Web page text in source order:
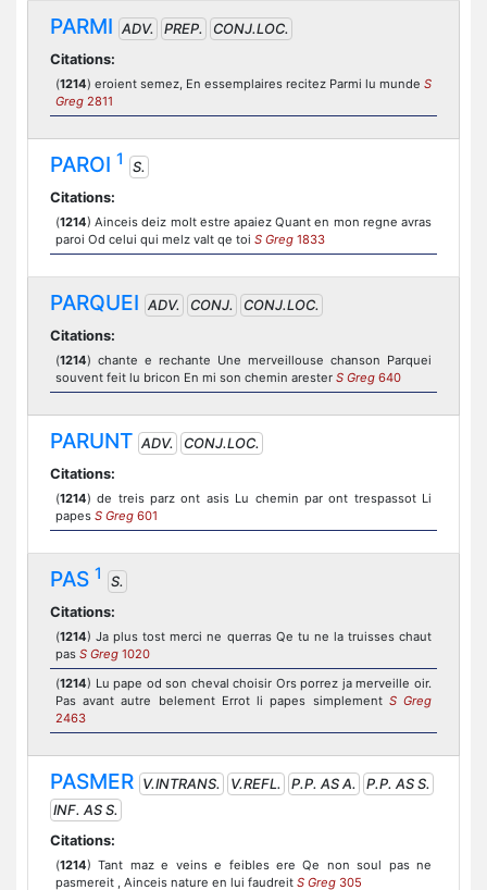
PARMI ADV. PREP.
CONJ.LOC.
Citations:
(1214) eroient semez, En essemplaires recitez Parmi lu munde S
Greg 2811
PAROI 1
S.
Citations:
(1214) Ainceis deiz molt estre apaiez Quant en mon regne avras
paroi Od celui qui melz valt qe toi S Greg 1833
PARQUEI ADV. CONJ.
CONJ.LOC.
Citations:
(1214) chante e rechante Une merveillouse chanson Parquei
souvent feit lu bricon En mi son chemin arester S Greg 640
PARUNT ADV.
CONJ.LOC.
Citations:
(1214) de treis parz ont asis Lu chemin par ont trespassot Li
papes S Greg 601
PAS 1
S.
Citations:
(1214) Ja plus tost merci ne querras Qe tu ne la truisses chaut
pas S Greg 1020
(1214) Lu pape od son cheval choisir Ors porrez ja merveille oir.
Pas avant autre belement Errot li papes simplement S Greg
2463
PASMER V.INTRANS. V.REFL. P.P. AS A.
P.P. AS S.
INF. AS S.
Citations:
(1214) Tant maz e veins e feibles ere Qe non soul pas ne
pasmereit , Ainceis nature en lui faudreit S Greg 305